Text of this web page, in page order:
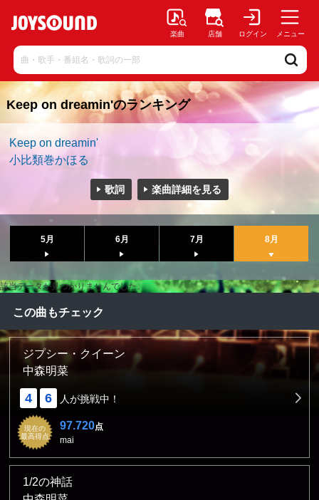
楽曲 店舗 ログイン メニュー
Keep on dreamin'のランキング
Keep on dreamin'
小比類巻かほる
歌詞 楽曲詳細を見る
5月 6月 7月 8月
該当データが見つかりませんでした。
この曲もチェック
ジプシー・クイーン
中森明菜
4 6 人が挑戦中！
現在の
最高得点
97.720点
mai
1/2の神話